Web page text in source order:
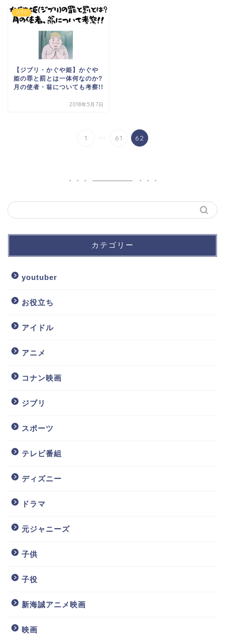
ジブリ
【ジブリ・かぐや姫】かぐや
姫の罪と罰とは一体何なのか?
月の使者・翁についても考察!!
2018年5月7日
1 ... 61 62
カテゴリー
youtuber
お役立ち
アイドル
アニメ
コナン映画
ジブリ
スポーツ
テレビ番組
ディズニー
ドラマ
元ジャニーズ
子供
子役
新海誠アニメ映画
映画